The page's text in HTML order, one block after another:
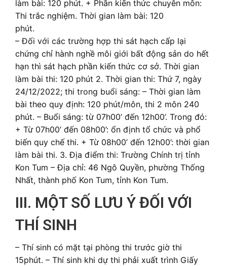
làm bài: 120 phút. + Phần kiến thức chuyên môn:
Thi trắc nghiệm. Thời gian làm bài: 120
phút.
– Đối với các trường hợp thi sát hạch cấp lại
chứng chỉ hành nghề môi giới bất động sản do hết
hạn thì sát hạch phần kiến thức cơ sở. Thời gian
làm bài thi: 120 phút 2. Thời gian thi: Thứ 7, ngày
24/12/2022; thi trong buổi sáng: – Thời gian làm
bài theo quy định: 120 phút/môn, thi 2 môn 240
phút. – Buổi sáng: từ 07h00’ đến 12h00’. Trong đó:
+ Từ 07h00’ đến 08h00’: ổn định tổ chức và phổ
biến quy chế thi. + Từ 08h00’ đến 12h00’: thời gian
làm bài thi. 3. Địa điểm thi: Trường Chính trị tỉnh
Kon Tum – Địa chỉ: 46 Ngô Quyền, phường Thống
Nhất, thành phố Kon Tum, tỉnh Kon Tum.
III. MỘT SỐ LƯU Ý ĐỐI VỚI
THÍ SINH
– Thí sinh có mặt tại phòng thi trước giờ thi
15phút. – Thí sinh khi dự thi phải xuất trình Giấy